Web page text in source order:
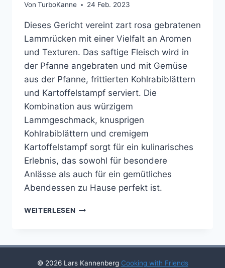
Von TurboKanne 24 Feb. 2023
Dieses Gericht vereint zart rosa gebratenen
Lammrücken mit einer Vielfalt an Aromen
und Texturen. Das saftige Fleisch wird in
der Pfanne angebraten und mit Gemüse
aus der Pfanne, frittierten Kohlrabiblättern
und Kartoffelstampf serviert. Die
Kombination aus würzigem
Lammgeschmack, knusprigen
Kohlrabiblättern und cremigem
Kartoffelstampf sorgt für ein kulinarisches
Erlebnis, das sowohl für besondere
Anlässe als auch für ein gemütliches
Abendessen zu Hause perfekt ist.
WEITERLESEN ROSA
FRITTIERTE
KOHLRABIBLÄTTER
© 2026 Lars Kannenberg Cooking with Friends